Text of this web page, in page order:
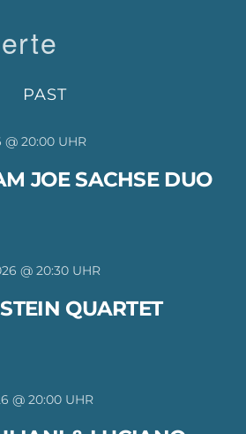
PAST
@ 20:00
JOE SACHSE DUO
@ 20:30
QUARTET
@ 20:00